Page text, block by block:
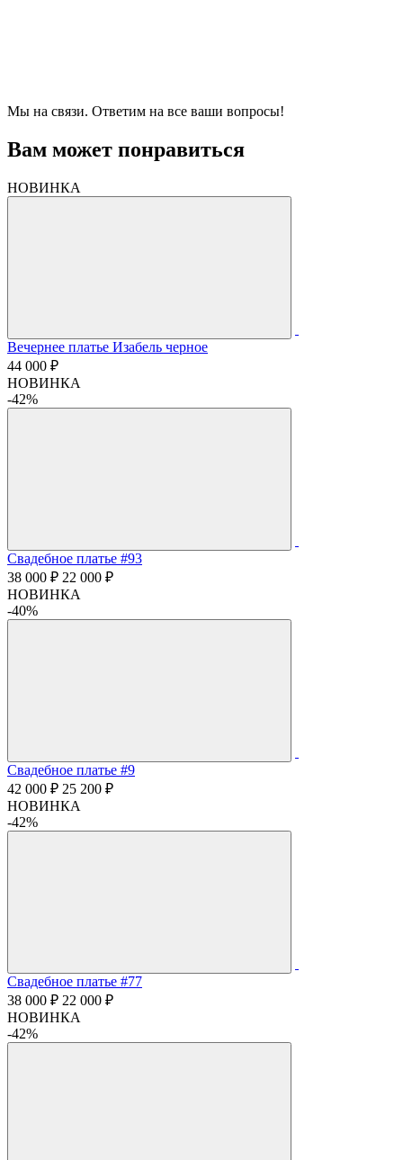
Мы на связи. Ответим на все ваши вопросы!
Вам может понравиться
НОВИНКА
Вечернее платье Изабель черное
44 000 ₽
НОВИНКА
-42%
Свадебное платье #93
38 000 ₽ 22 000 ₽
НОВИНКА
-40%
Свадебное платье #9
42 000 ₽ 25 200 ₽
НОВИНКА
-42%
Свадебное платье #77
38 000 ₽ 22 000 ₽
НОВИНКА
-42%